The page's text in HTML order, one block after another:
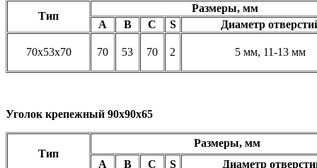
Тип
Размеры, мм
A
B C S Диаметр
70х53х70 70 53 70 2 5 мм, 11-13 мм
Уголок крепежный 90х90х65
Тип
Размеры, мм
A
B C S
Диаметр